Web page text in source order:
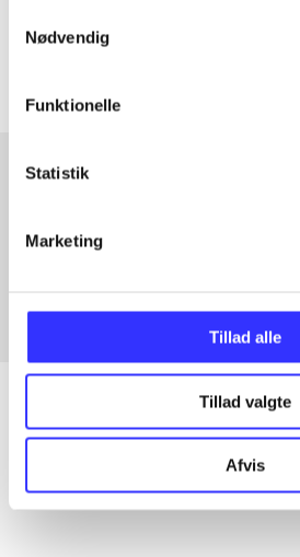
Nødvendig
Funktionelle
Statistik
Marketing
Tillad alle
Tillad valgte
Afvis
Artiklerne i
Fra
Alle registrerede artikler fordelt